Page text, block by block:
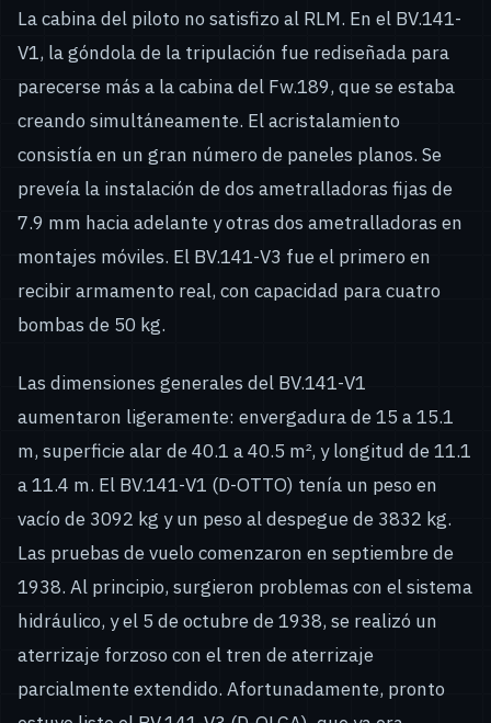
La cabina del piloto no satisfizo al RLM. En el BV.141-
V1, la góndola de la tripulación fue rediseñada para
parecerse más a la cabina del Fw.189, que se estaba
creando simultáneamente. El acristalamiento
consistía en un gran número de paneles planos. Se
preveía la instalación de dos ametralladoras fijas de
7.9 mm hacia adelante y otras dos ametralladoras en
montajes móviles. El BV.141-V3 fue el primero en
recibir armamento real, con capacidad para cuatro
bombas de 50 kg.
Las dimensiones generales del BV.141-V1
aumentaron ligeramente: envergadura de 15 a 15.1
m, superficie alar de 40.1 a 40.5 m², y longitud de 11.1
a 11.4 m. El BV.141-V1 (D-OTTO) tenía un peso en
vacío de 3092 kg y un peso al despegue de 3832 kg.
Las pruebas de vuelo comenzaron en septiembre de
1938. Al principio, surgieron problemas con el sistema
hidráulico, y el 5 de octubre de 1938, se realizó un
aterrizaje forzoso con el tren de aterrizaje
parcialmente extendido. Afortunadamente, pronto